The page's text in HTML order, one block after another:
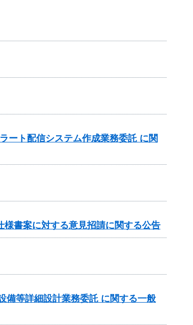
ート配信システム作成業務委託 に関
書案に対する意見招請に関する公告
備等詳細設計業務委託 に関する一般